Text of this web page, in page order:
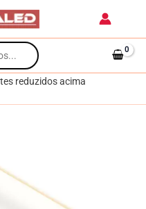
reduzidos acima